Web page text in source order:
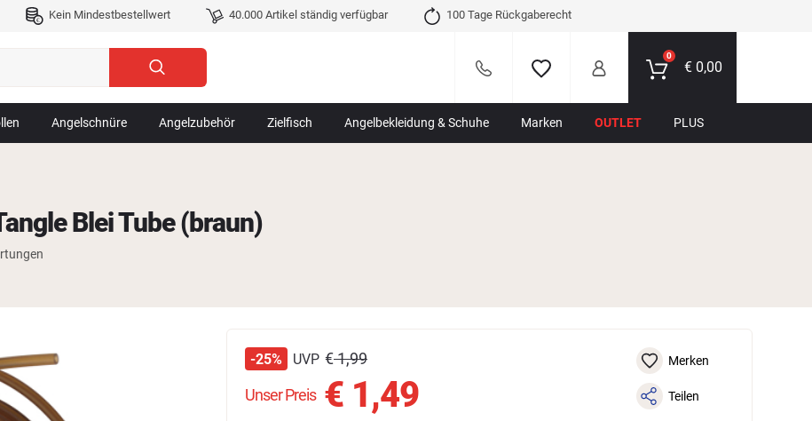
Kein Mindestbestellwert 40.000 Artikel ständig verfügbar 100 Tage Rückgaberecht
0
€0,00
Angelschnüre Angelzubehör Zielfisch Angelbekleidung & Schuhe Marken OUTLET PLUS
Blei Tube (braun)
Unser Preis € 1,49
-25% UVP €1,99 Merken
Teilen